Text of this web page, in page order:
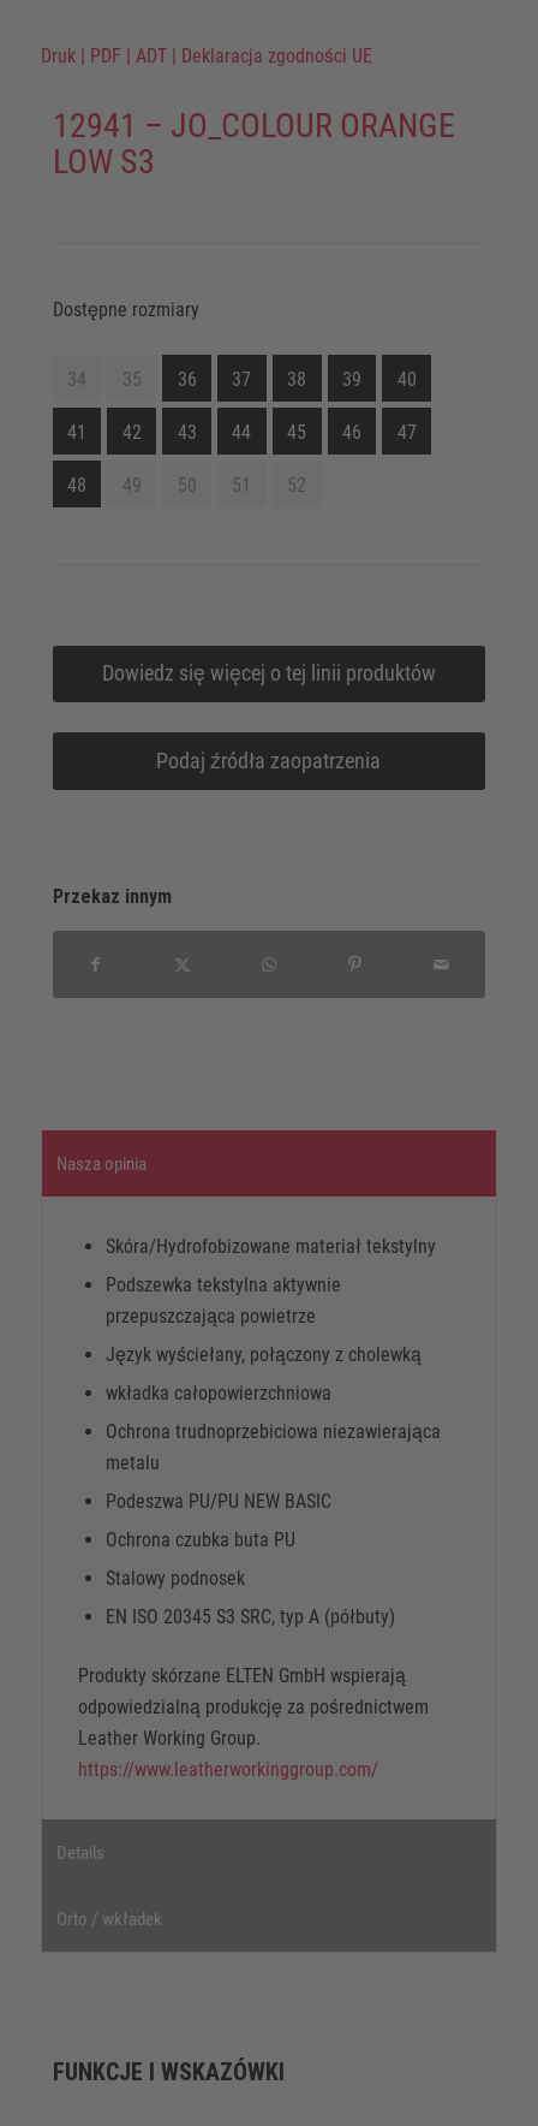
Druk | PDF | ADT | Deklaracja zgodności UE
12941 – JO_COLOUR ORANGE
LOW S3
Dostępne rozmiary
34 35 36 37 38 39 40
41 42 43 44 45 46 47
48 49 50 51 52
Dowiedz się więcej o tej linii produktów
Podaj źródła zaopatrzenia
Przekaz innym
Nasza opinia
Skóra/Hydrofobizowane materiał tekstylny
Podszewka tekstylna aktywnie
przepuszczająca powietrze
Język wyściełany, połączony z cholewką
wkładka całopowierzchniowa
Ochrona trudnoprzebiciowa niezawierająca
metalu
Podeszwa PU/PU NEW BASIC
Ochrona czubka buta PU
Stalowy podnosek
EN ISO 20345 S3 SRC, typ A (półbuty)
Produkty skórzane ELTEN GmbH wspierają
odpowiedzialną produkcję za pośrednictwem
Leather Working Group.
https://www.leatherworkinggroup.com/
Details
Orto / wkładek
FUNKCJE I WSKAZÓWKI